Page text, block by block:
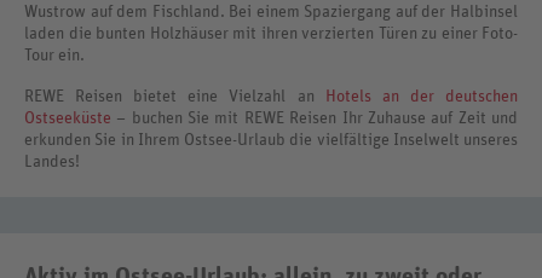
Wustrow auf dem Fischland. Bei einem Spaziergang auf der Halbinsel
laden die bunten Holzhäuser mit ihren verzierten Türen zu einer Foto-
Tour ein.
REWE Reisen bietet eine Vielzahl an
Hotels an der deutschen
Ostseeküste – buchen Sie mit REWE Reisen Ihr Zuhause auf Zeit und
erkunden Sie in Ihrem Ostsee-Urlaub die vielfältige Inselwelt unseres
Landes!